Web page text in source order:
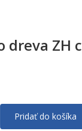
dreva ZH
Pridať do košíka